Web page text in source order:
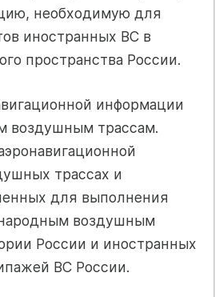
необходимую для
иностранных ВС в
пространства России.
информации
воздушным трассам.
трассах и
для выполнения
воздушным
России и иностранных
ВС России.